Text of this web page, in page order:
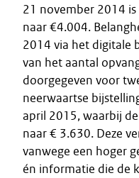
21 november 2014 is
naar €4.004.
2014 via het digitale
van het aantal
doorgegeven voor
neerwaartse
april 2015, waarbij
naar € 3.630. Deze
vanwege een hoger
én informatie die de